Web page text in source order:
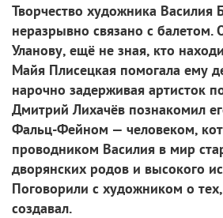
Творчество художника Василия
неразрывно связано с балетом.
Уланову, ещё не зная, кто
Майя Плисецкая помогала ему
нарочно задерживая артисток
Дмитрий Лихачёв познакомил
Фальц-Фейном — человеком,
проводником Василия в мир
дворянских родов и высокого
Поговорили с художником о
создавал.